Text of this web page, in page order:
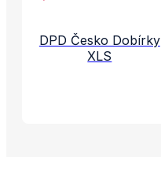
DPD Česko Dobírky
XLS